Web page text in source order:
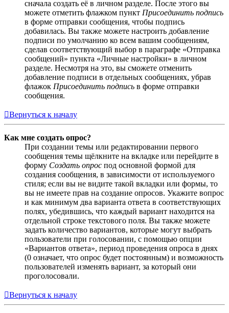
сначала создать её в личном разделе. После этого вы
можете отметить флажком пункт Присоединить подпись
в форме отправки сообщения, чтобы подпись
добавилась. Вы также можете настроить добавление
подписи по умолчанию ко всем вашим сообщениям,
сделав соответствующий выбор в параграфе «Отправка
сообщений» пункта «Личные настройки» в личном
разделе. Несмотря на это, вы сможете отменить
добавление подписи в отдельных сообщениях, убрав
флажок Присоединить подпись в форме отправки
сообщения.
Вернуться к началу
Как мне создать опрос?
При создании темы или редактировании первого
сообщения темы щёлкните на вкладке или перейдите в
форму Создать опрос под основной формой для
создания сообщения, в зависимости от используемого
стиля; если вы не видите такой вкладки или формы, то
вы не имеете прав на создание опросов. Укажите вопрос
и как минимум два варианта ответа в соответствующих
полях, убедившись, что каждый вариант находится на
отдельной строке текстового поля. Вы также можете
задать количество вариантов, которые могут выбрать
пользователи при голосовании, с помощью опции
«Вариантов ответа», период проведения опроса в днях
(0 означает, что опрос будет постоянным) и возможность
пользователей изменять вариант, за который они
проголосовали.
Вернуться к началу